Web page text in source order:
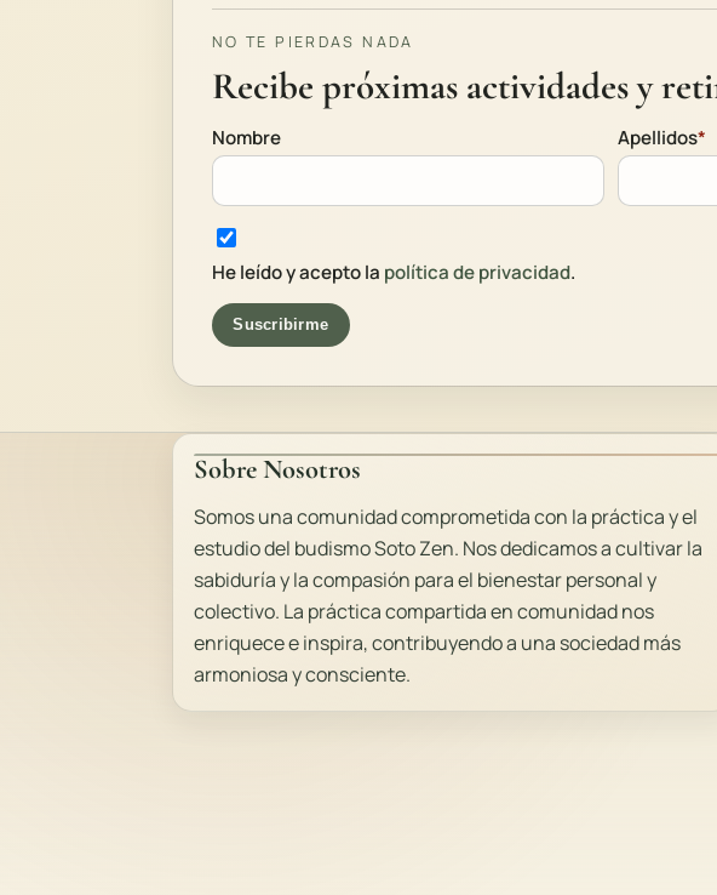
NO TE PIERDAS NADA
Recibe próximas actividades y
Nombre Apellidos*
He leído y acepto la política de privacidad.
Suscribirme
Sobre Nosotros
Somos una comunidad comprometida con la práctica y el
estudio del budismo Soto Zen. Nos dedicamos a cultivar la
sabiduría y la compasión para el bienestar personal y
colectivo. La práctica compartida en comunidad nos
enriquece e inspira, contribuyendo a una sociedad más
armoniosa y consciente.